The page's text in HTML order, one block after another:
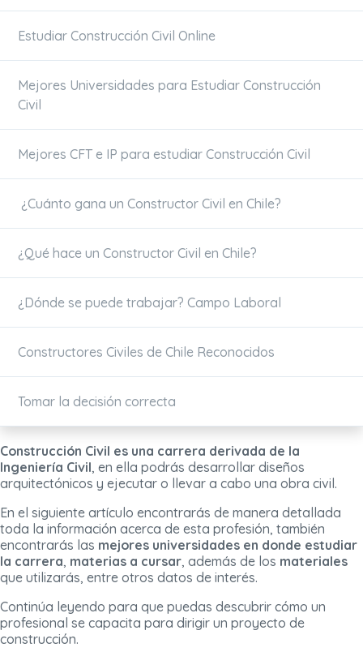
Estudiar Construcción Civil Online
Mejores Universidades para Estudiar Construcción
Civil
Mejores CFT e IP para estudiar Construcción Civil
¿Cuánto gana un Constructor Civil en Chile?
¿Qué hace un Constructor Civil en Chile?
¿Dónde se puede trabajar? Campo Laboral
Constructores Civiles de Chile Reconocidos
Tomar la decisión correcta
Construcción Civil es una carrera derivada de la
Ingeniería Civil, en ella podrás desarrollar diseños
arquitectónicos y ejecutar o llevar a cabo una obra civil.
En el siguiente artículo encontrarás de manera detallada
toda la información acerca de esta profesión, también
encontrarás las mejores universidades en donde estudiar
la carrera, materias a cursar, además de los materiales
que utilizarás, entre otros datos de interés.
Continúa leyendo para que puedas descubrir cómo un
profesional se capacita para dirigir un proyecto de
construcción.